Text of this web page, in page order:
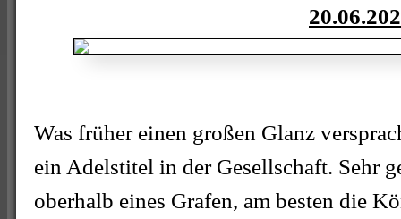
Was früher einen großen Glanz
ein Adelstitel in der Gesellschaft. Sehr
oberhalb eines Grafen, am besten die